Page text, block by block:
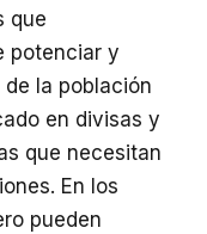
que
potenciar y
la población
en divisas y
que necesitan
En los
pueden